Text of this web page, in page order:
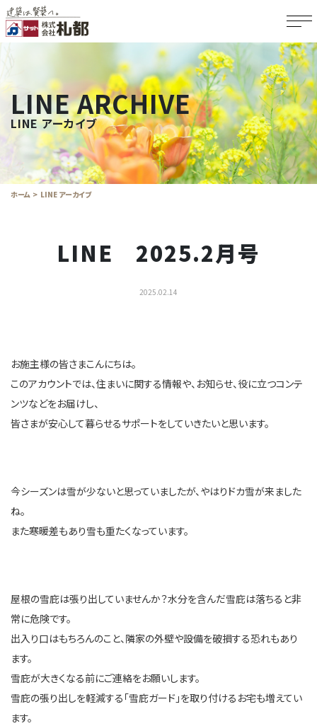
LINE ARCHIVE
LINE アーカイブ
ホーム LINE アーカイブ
LINE 2025.2月号
2025.02.14
お施主様の皆さまこんにちは。
このアカウントでは、住まいに関する情報や、お知らせ、役に立つコンテ
ンツなどをお届けし、
皆さまが安心して暮らせるサポートをしていきたいと思います。
今シーズンは雪が少ないと思っていましたが、やはりドカ雪が来ました
ね。
また寒暖差もあり雪も重たくなっています。
屋根の雪庇は張り出していませんか？水分を含んだ雪庇は落ちると非
常に危険です。
出入り口はもちろんのこと、隣家の外壁や設備を破損する恐れもあり
ます。
雪庇が大きくなる前にご連絡をお願いします。
雪庇の張り出しを軽減する「雪庇ガード」を取り付けるお宅も増えてい
ます。